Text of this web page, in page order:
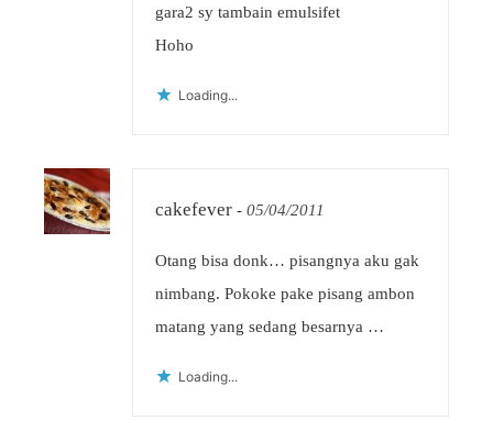
gara2 sy tambain emulsifet
Hoho
Loading...
cakefever - 05/04/2011
Otang bisa donk… pisangnya aku gak
nimbang. Pokoke pake pisang ambon
matang yang sedang besarnya …
Loading...